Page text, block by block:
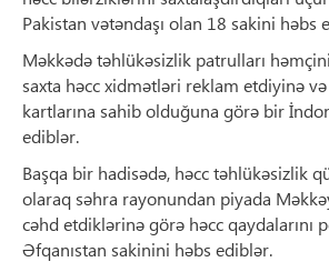
Pakistan vətəndaşı olan 18 sakini həbs
Məkkədə təhlükəsizlik patrulları
saxta həcc xidmətləri reklam etdiyinə və
kartlarına sahib olduğuna görə bir
ediblər.
Başqa bir hadisədə, həcc təhlükəsizlik
olaraq səhra rayonundan piyada
cəhd etdiklərinə görə həcc qaydalarını
Əfqanıstan sakinini həbs ediblər.